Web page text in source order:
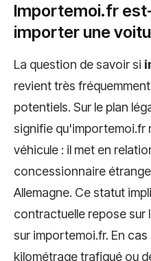
Importemoi.fr
importer une
La question de savoir si
revient très
potentiels. Sur le plan
signifie qu'importemoi.fr
véhicule : il met en
concessionnaire
Allemagne. Ce statut
contractuelle repose sur
sur importemoi.fr. En
kilométrage trafiqué ou